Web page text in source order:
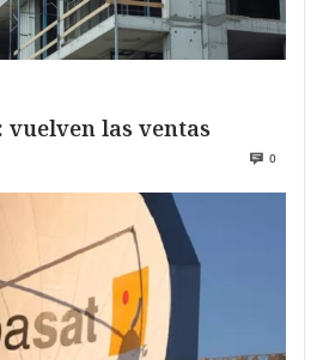
vuelven las ventas
0